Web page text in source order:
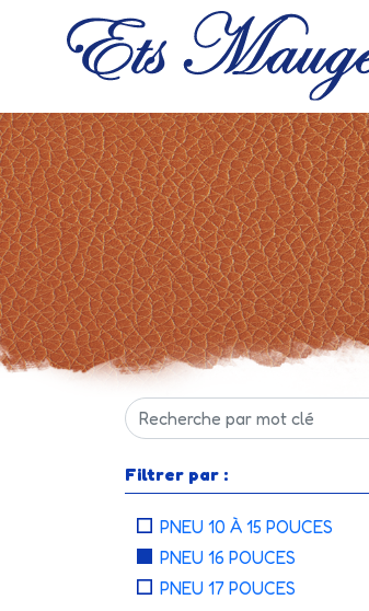
Filtrer par :
PNEU 10 À 15 POUCES
PNEU 16 POUCES
PNEU 17 POUCES